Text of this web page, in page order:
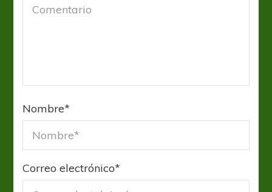
Nombre*
Correo electrónico*